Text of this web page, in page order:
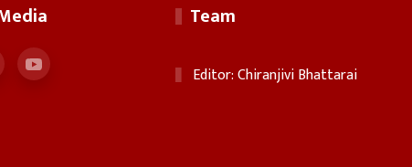
Team
Editor: Chiranjivi Bhattarai